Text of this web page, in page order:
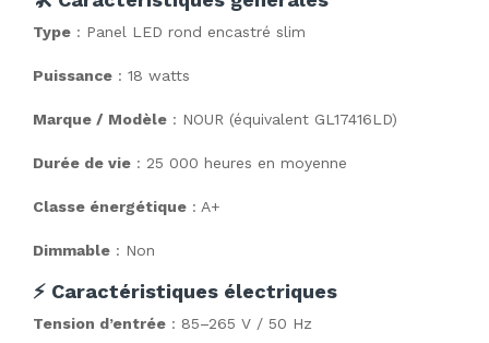
Type : Panel LED rond encastré slim
Puissance : 18 watts
Marque / Modèle : NOUR (équivalent GL17416LD)
Durée de vie : 25 000 heures en moyenne
Classe énergétique : A+
Dimmable : Non
⚡ Caractéristiques électriques
Tension d’entrée : 85–265 V / 50 Hz